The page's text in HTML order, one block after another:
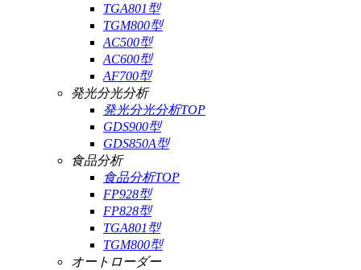
TGA801型
TGM800型
AC500型
AC600型
AF700型
発光分光分析
発光分光分析TOP
GDS900型
GDS850A型
食品分析
食品分析TOP
FP928型
FP828型
TGA801型
TGM800型
オートローダー